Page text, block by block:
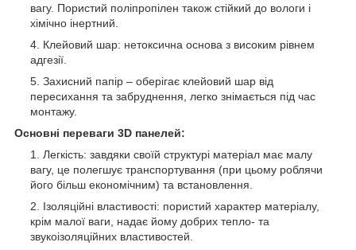
вагу. Пористий поліпропілен також стійкий до вологи і
хімічно інертний.
Клейовий шар: нетоксична основа з високим рівнем
адгезії.
Захисний папір – оберігає клейовий шар від
пересихання та забруднення, легко знімається під час
монтажу.
Основні переваги 3D панелей:
Легкість: завдяки своїй структурі матеріал має малу
вагу, це полегшує транспортування (при цьому роблячи
його більш економічним) та встановлення.
Ізоляційні властивості: пористий характер матеріалу,
крім малої ваги, надає йому добрих тепло- та
звукоізоляційних властивостей.